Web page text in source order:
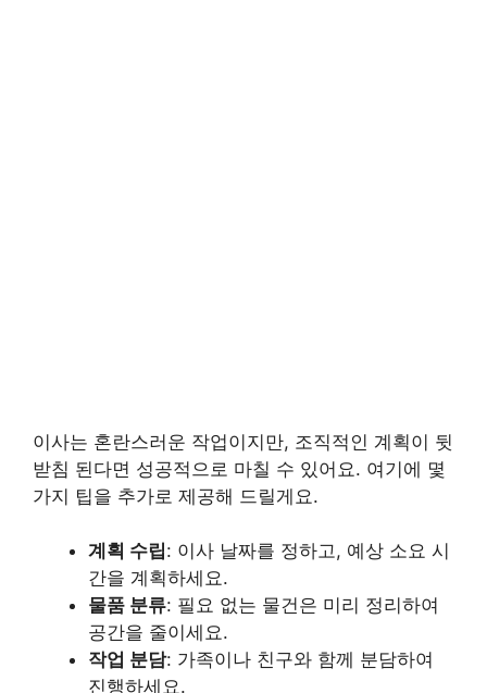
이사는 혼란스러운 작업이지만, 조직적인 계획이 뒷
받침 된다면 성공적으로 마칠 수 있어요. 여기에 몇
가지 팁을 추가로 제공해 드릴게요.
계획 수립: 이사 날짜를 정하고, 예상 소요 시
간을 계획하세요.
물품 분류: 필요 없는 물건은 미리 정리하여
공간을 줄이세요.
작업 분담: 가족이나 친구와 함께 분담하여
진행하세요.